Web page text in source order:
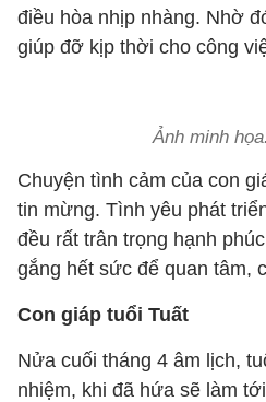
điều hòa nhịp nhàng. Nhờ
giúp đỡ kịp thời cho công
Ảnh minh
Chuyện tình cảm của con
tin mừng. Tình yêu phát
đều rất trân trọng hạnh
gắng hết sức để quan tâm,
Con giáp tuổi Tuất
Nửa cuối tháng 4 âm lịch,
nhiệm, khi đã hứa sẽ làm